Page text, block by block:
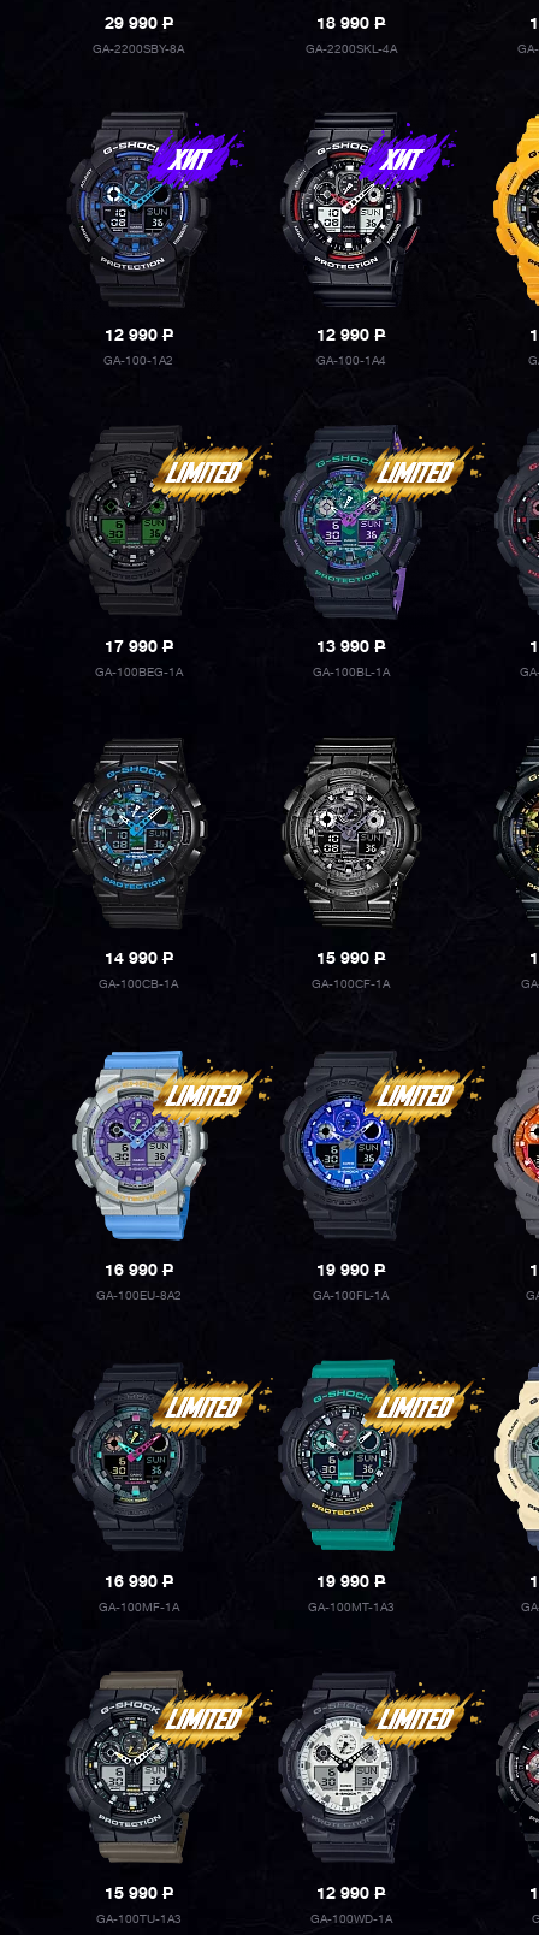
29 990P
GA-2200SBY-8A
18 990P
GA-2200SKL-4A
12 990P
GA-100-1A2
12 990P
GA-100-1A4
17 990P
GA-100BEG-1A
13 990P
GA-100BL-1A
14 990P
GA-100CB-1A
15 990P
GA-100CF-1A
16 990P
GA-100EU-8A2
19 990P
GA-100FL-1A
16 990P
GA-100MF-1A
19 990P
GA-100MT-1A3
15 990P
GA-100TU-1A3
12 990P
GA-100WD-1A